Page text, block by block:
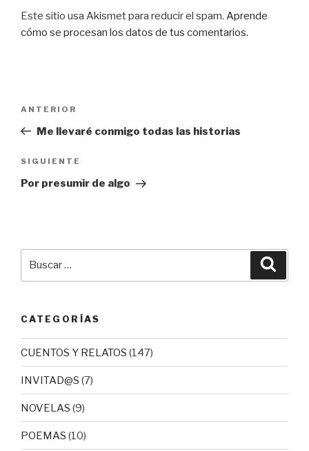
Este sitio usa Akismet para reducir el spam. Aprende
cómo se procesan los datos de tus comentarios.
entradas
Entrada
anterior:
ANTERIOR
Me llevaré conmigo todas las historias
Siguiente
entrada
SIGUIENTE
Por presumir de algo
CATEGORÍAS
CUENTOS Y RELATOS (147)
INVITAD@S (7)
NOVELAS (9)
POEMAS (10)